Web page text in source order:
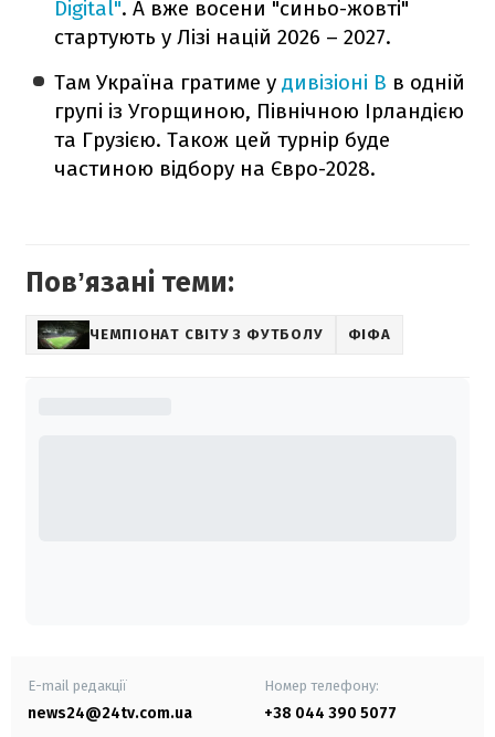
Digital". А вже восени "синьо-жовті"
стартують у Лізі націй 2026 – 2027.
Там Україна гратиме удивізіоні В в одній
групі із Угорщиною, Північною Ірландією
та Грузією. Також цей турнір буде
частиною відбору на Євро-2028.
Повʼязані теми:
ЧЕМПІОНАТ СВІТУ З ФУТБОЛУ ФІФА
E-mail редакції
news24@24tv.com.ua
Номер телефону:
+38 044 390 5077